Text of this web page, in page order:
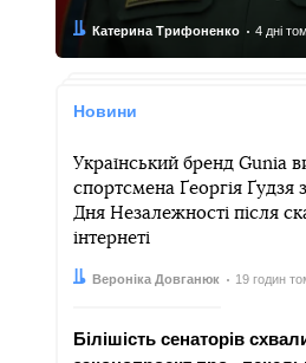
Автор:
Катерина Трифоненко
Дата: 4 дні
Новини
Український бренд Gunia
спортсмена Ґеоргія Ґудзя
Дня Незалежності після
інтернеті
Автор:
Вероніка Довганюк
Дата: 19 годин
Білішість сенаторів